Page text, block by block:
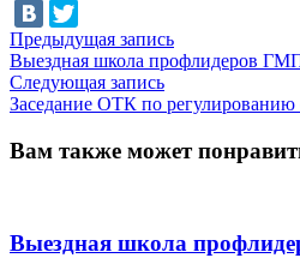
Навигация
по
записям
Предыдущая записьПредыдущая
запись:
Выездная школа профлидеров
Следующая записьСледующая
запись:
Заседание ОТК по
Вам также может
Выездная школа